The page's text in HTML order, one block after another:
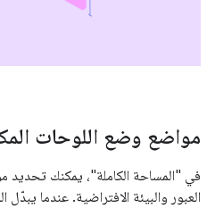
مواضع وضع اللوحات
في "المساحة الكاملة"، يمكنك تحديد
العبور والبيئة الافتراضية. عندما